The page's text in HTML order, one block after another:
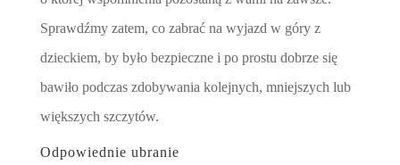
Sprawdźmy zatem, co zabrać na wyjazd w góry z
dzieckiem, by było bezpieczne i po prostu dobrze się
bawiło podczas zdobywania kolejnych, mniejszych lub
większych szczytów.
Odpowiednie ubranie